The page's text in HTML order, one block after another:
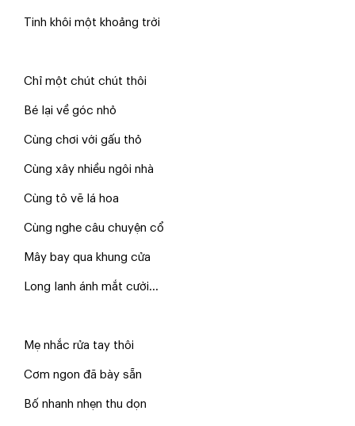
Tinh khôi một khoảng trời
Chỉ một chút chút thôi
Bé lại về góc nhỏ
Cùng chơi với gấu thỏ
Cùng xây nhiều ngôi nhà
Cùng tô vẽ lá hoa
Cùng nghe câu chuyện cổ
Mây bay qua khung cửa
Long lanh ánh mắt cười...
Mẹ nhắc rửa tay thôi
Cơm ngon đã bày sẵn
Bố nhanh nhẹn thu dọn